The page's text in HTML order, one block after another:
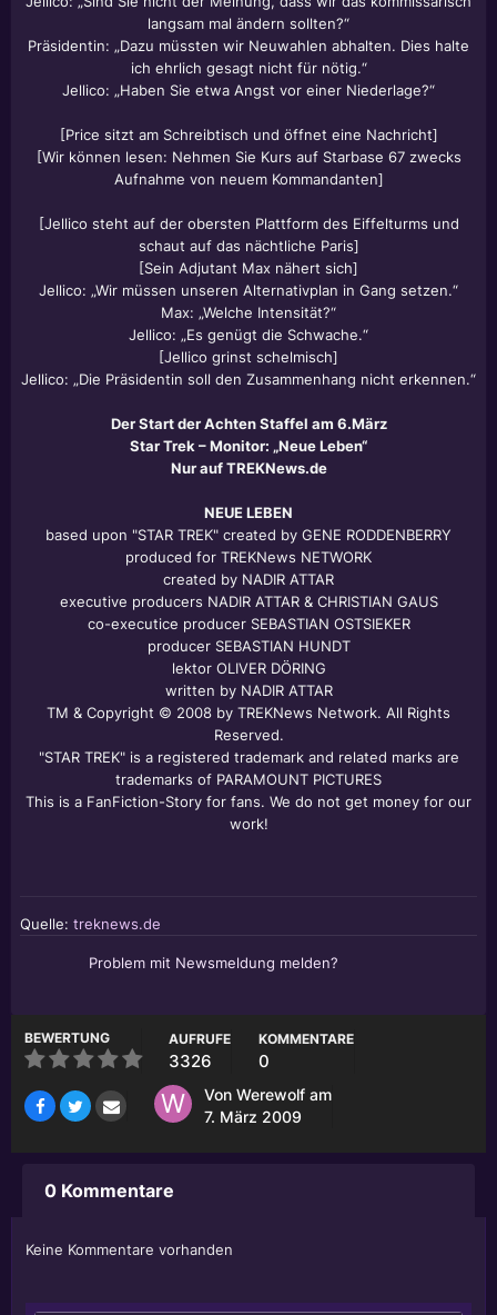
langsam mal ändern sollten?“
Präsidentin: „Dazu müssten wir Neuwahlen abhalten. Dies halte
ich ehrlich gesagt nicht für nötig.“
Jellico: „Haben Sie etwa Angst vor einer Niederlage?“
[Price sitzt am Schreibtisch und öffnet eine Nachricht]
[Wir können lesen: Nehmen Sie Kurs auf Starbase 67 zwecks
Aufnahme von neuem Kommandanten]
[Jellico steht auf der obersten Plattform des Eiffelturms und
schaut auf das nächtliche Paris]
[Sein Adjutant Max nähert sich]
Jellico: „Wir müssen unseren Alternativplan in Gang setzen.“
Max: „Welche Intensität?“
Jellico: „Es genügt die Schwache.“
[Jellico grinst schelmisch]
Jellico: „Die Präsidentin soll den Zusammenhang nicht erkennen.“
Der Start der Achten Staffel am 6.März
Star Trek – Monitor: „Neue Leben“
Nur auf TREKNews.de
NEUE LEBEN
based upon "STAR TREK" created by GENE RODDENBERRY
produced for TREKNews NETWORK
created by NADIR ATTAR
executive producers NADIR ATTAR & CHRISTIAN GAUS
co-executice producer SEBASTIAN OSTSIEKER
producer SEBASTIAN HUNDT
lektor OLIVER DÖRING
written by NADIR ATTAR
TM & Copyright © 2008 by TREKNews Network. All Rights
Reserved.
"STAR TREK" is a registered trademark and related marks are
trademarks of PARAMOUNT PICTURES
This is a FanFiction-Story for fans. We do not get money for our
work!
Quelle: treknews.de
Problem mit Newsmeldung melden?
BEWERTUNG AUFRUFE
3326
KOMMENTARE
0
Von Werewolf am
7. März 2009
0 Kommentare
Keine Kommentare vorhanden